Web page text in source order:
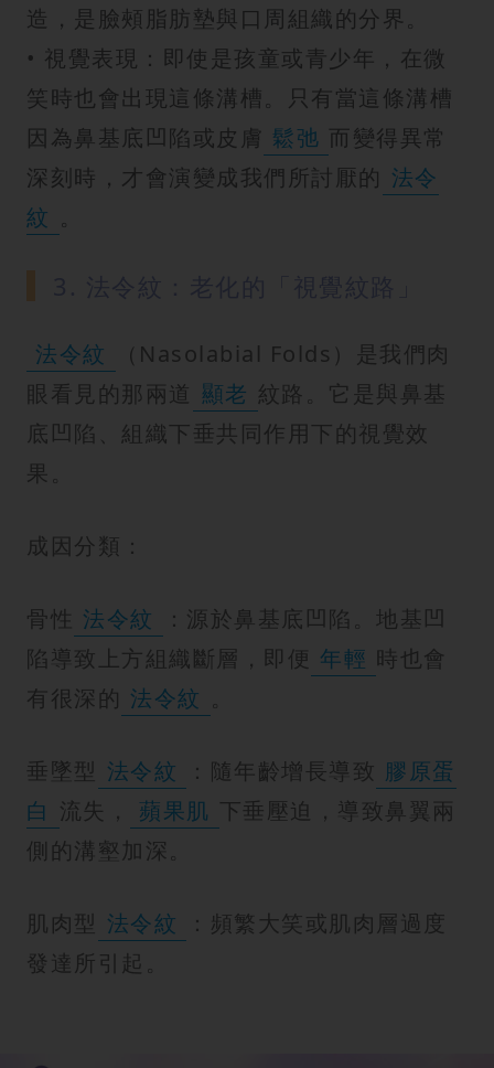
造，是臉頰脂肪墊與口周組織的分界。
• 視覺表現：即使是孩童或青少年，在微
笑時也會出現這條溝槽。只有當這條溝槽
因為鼻基底凹陷或皮膚 鬆弛 而變得異常
深刻時，才會演變成我們所討厭的 法令
紋 。
法令紋
（Nasolabial Folds）是我們肉
眼看見的那兩道 顯老 紋路。它是與鼻基
底凹陷、組織下垂共同作用下的視覺效
果。
成因分類：
骨性 法令紋
：源於鼻基底凹陷。地基凹
陷導致上方組織斷層，即便 年輕 時也會
有很深的 法令紋
垂墜型 法令紋 ：隨年齡增長導致 膠原蛋
白 流失， 蘋果肌 下垂壓迫，導致鼻翼兩
側的溝壑加深。
肌肉型 法令紋
：頻繁大笑或肌肉層過度
發達所引起。